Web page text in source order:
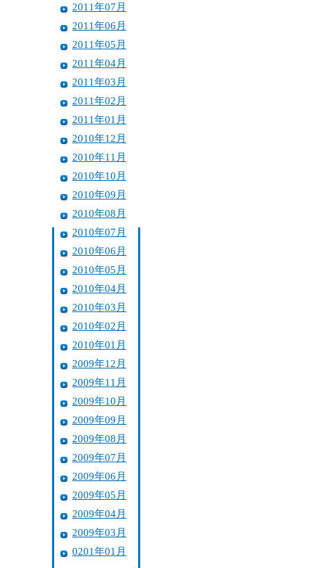
2011年07月
2011年06月
2011年05月
2011年04月
2011年03月
2011年02月
2011年01月
2010年12月
2010年11月
2010年10月
2010年09月
2010年08月
2010年07月
2010年06月
2010年05月
2010年04月
2010年03月
2010年02月
2010年01月
2009年12月
2009年11月
2009年10月
2009年09月
2009年08月
2009年07月
2009年06月
2009年05月
2009年04月
2009年03月
0201年01月